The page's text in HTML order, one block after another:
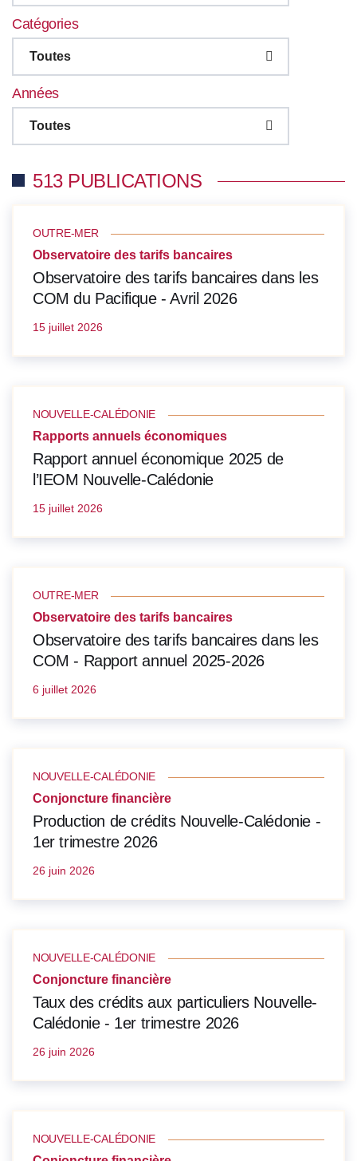
513 PUBLICATIONS
OUTRE-MER
Observatoire des tarifs bancaires
Observatoire des tarifs bancaires dans les
COM du Pacifique - Avril 2026
15 juillet 2026
NOUVELLE-CALÉDONIE
Rapports annuels économiques
Rapport annuel économique 2025 de
l’IEOM Nouvelle-Calédonie
15 juillet 2026
OUTRE-MER
Observatoire des tarifs bancaires
Observatoire des tarifs bancaires dans les
COM - Rapport annuel 2025-2026
6 juillet 2026
NOUVELLE-CALÉDONIE
Conjoncture financière
Production de crédits Nouvelle-Calédonie -
1er trimestre 2026
26 juin 2026
NOUVELLE-CALÉDONIE
Conjoncture financière
Taux des crédits aux particuliers Nouvelle-
Calédonie - 1er trimestre 2026
26 juin 2026
NOUVELLE-CALÉDONIE
Catégories
Toutes
Années
Toutes